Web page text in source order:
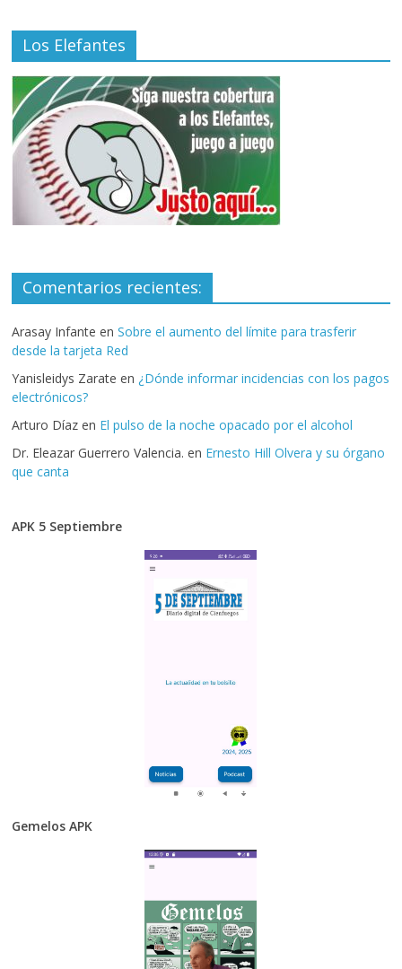
Los Elefantes
Comentarios recientes:
Arasay Infante enSobre el aumento del límite para trasferir
desde la tarjeta Red
Yanisleidys Zarate en ¿Dónde informar incidencias con los pagos
electrónicos?
Arturo Díaz en El pulso de la noche opacado por el alcohol
Dr. Eleazar Guerrero Valencia. en Ernesto Hill Olvera y su órgano
que canta
APK 5 Septiembre
Gemelos APK